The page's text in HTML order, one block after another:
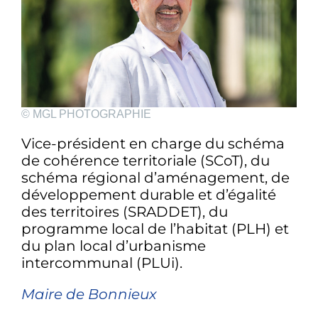
© MGL PHOTOGRAPHIE
Vice-président en charge du schéma
de cohérence territoriale (SCoT), du
schéma régional d’aménagement, de
développement durable et d’égalité
des territoires (SRADDET), du
programme local de l’habitat (PLH) et
du plan local d’urbanisme
intercommunal (PLUi).
Maire de Bonnieux